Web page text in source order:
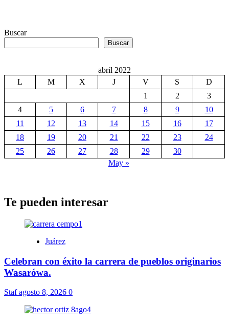
Buscar
Buscar
abril 2022
L
M X J V S
D
1
2
3
4
5 6 7 8 9
10
11
12 13 14 15 16
17
18
19 20 21 22 23
24
25
26 27 28 29
30
May »
Te pueden interesar
Juárez
Celebran con éxito la carrera de pueblos originarios
Wasarówa.
Stafagosto 8, 2026 0